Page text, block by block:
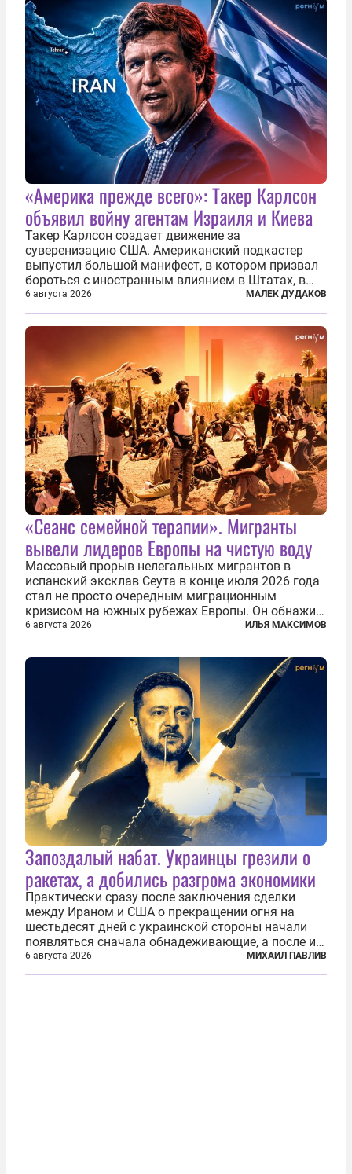
«Америка прежде всего»: Такер Карлсон
объявил войну агентам Израиля и Киева
Такер Карлсон создает движение за
суверенизацию США. Американский подкастер
выпустил большой манифест, в котором призвал
бороться с иностранным влиянием в Штатах, в
первую очередь имея в виду Израиль. А также
прекратить заморские войны, выплатить
репарации Ирану, остановить прием мигрантов...
6 августа 2026 МАЛЕК ДУДАКОВ
«Сеанс семейной терапии». Мигранты
вывели лидеров Европы на чистую воду
Массовый прорыв нелегальных мигрантов в
испанский эксклав Сеута в конце июля 2026 года
стал не просто очередным миграционным
кризисом на южных рубежах Европы. Он обнажил
фундаментальный раскол внутри Евросоюза,
продемонстрировав, что десятилетиями
выстраивавшаяся миграционная политика ЕС
6 августа 2026 ИЛЬЯ МАКСИМОВ
Запоздалый набат. Украинцы грезили о
ракетах, а добились разгрома экономики
Практически сразу после заключения сделки
между Ираном и США о прекращении огня на
шестьдесят дней с украинской стороны начали
появляться сначала обнадеживающие, а после и
вовсе бравурные заявления про некий «перелом»
в войне. Вероятно, в сознании первых лиц
6 августа 2026 МИХАИЛ ПАВЛИВ